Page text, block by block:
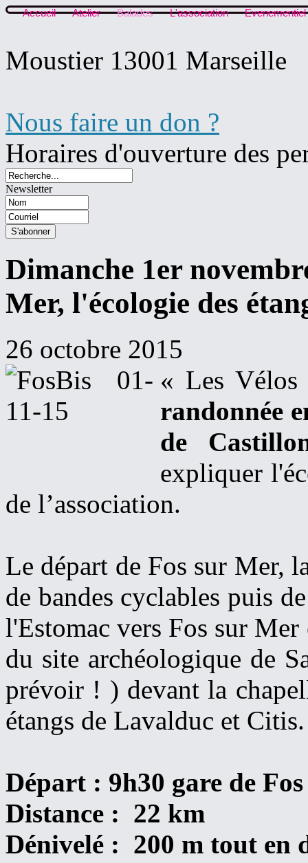
Accueil Atelier Balades L'association Evenementiel
Moustier 13001 Marseille
Nous faire un don ?
Horaires d'ouverture des
Newsletter
Dimanche 1er
Mer, l'écologie des
26 octobre 2015
« Les Vélos
randonnée
de
expliquer
de l’association.
Le départ de Fos sur Mer,
de bandes cyclables puis
l'Estomac vers Fos sur
du site archéologique de
prévoir ! ) devant la
étangs de Lavalduc et Citis.
Départ : 9h30 gare de
Distance : 22 km
Dénivelé : 200 m tout en